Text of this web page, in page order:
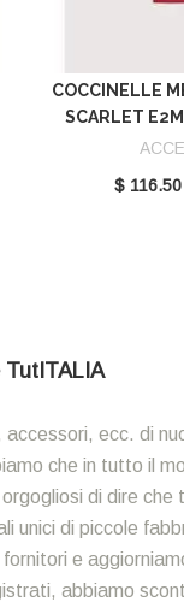
COCCINELLE
SCARLET
$ 116.50
ecc. di
che in tutto il
di dire che
unici di piccole
e
abbiamo